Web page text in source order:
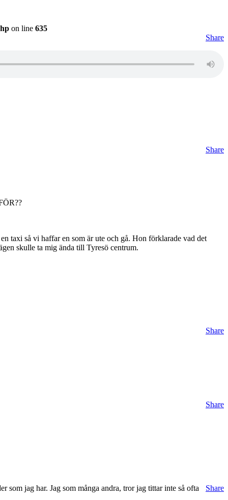
on line 635
Share
Share
taxi så vi haffar en som är ute och gå. Hon förklarade vad det
skulle ta mig ända till Tyresö centrum.
Share
Share
Share
som jag har. Jag som många andra, tror jag tittar inte så ofta